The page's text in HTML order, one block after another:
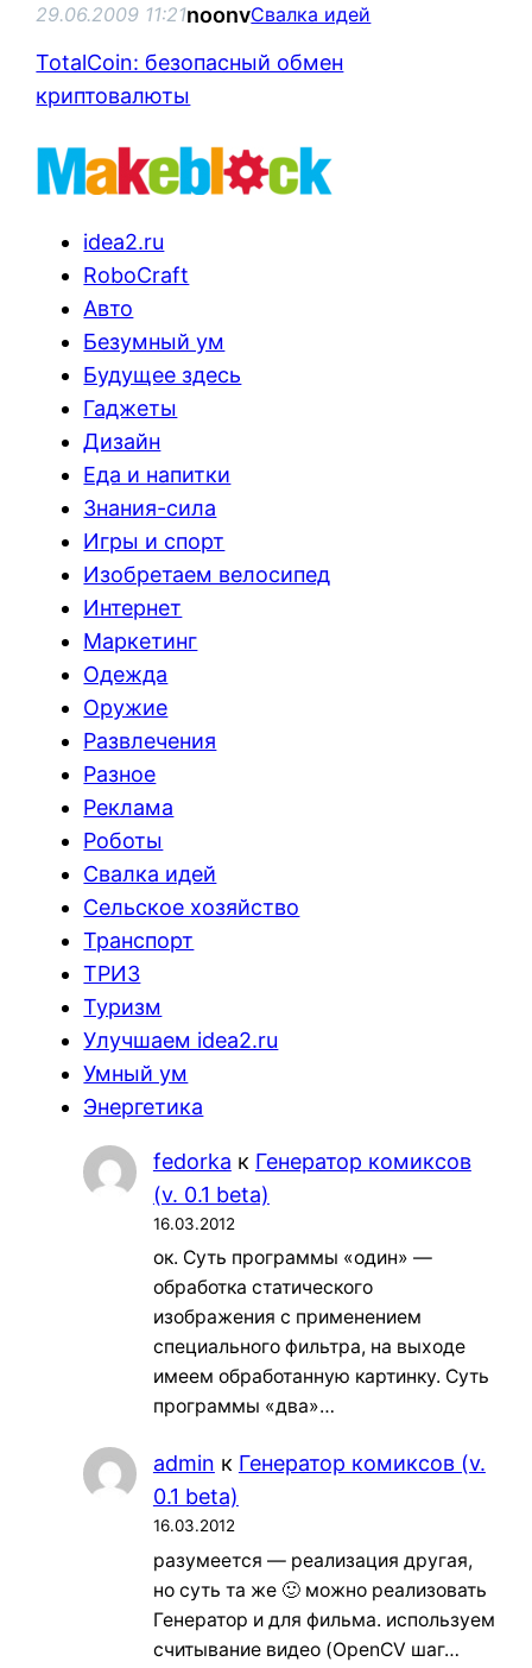
29.06.2009 11:21noonvСвалка идей
TotalCoin: безопасный обмен
криптовалюты
idea2.ru
RoboCraft
Авто
Безумный ум
Будущее здесь
Гаджеты
Дизайн
Еда и напитки
Знания-сила
Игры и спорт
Изобретаем велосипед
Интернет
Маркетинг
Одежда
Оружие
Развлечения
Разное
Реклама
Роботы
Свалка идей
Сельское хозяйство
Транспорт
ТРИЗ
Туризм
Улучшаем idea2.ru
Умный ум
Энергетика
fedorka к Генератор комиксов
(v. 0.1 beta)
16.03.2012
ок. Суть программы «один» —
обработка статического
изображения с применением
специального фильтра, на выходе
имеем обработанную картинку. Суть
программы «два»…
admin к Генератор комиксов (v.
0.1 beta)
16.03.2012
разумеется — реализация другая,
но суть та же 🙂 можно реализовать
Генератор и для фильма. используем
считывание видео (OpenCV шаг…